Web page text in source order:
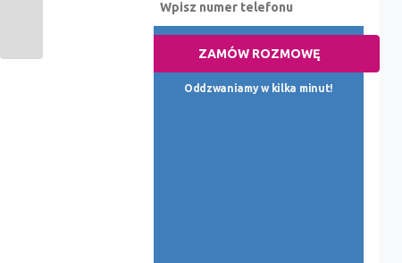
ZAMÓW ROZMOWĘ
Oddzwaniamy w kilka minut!